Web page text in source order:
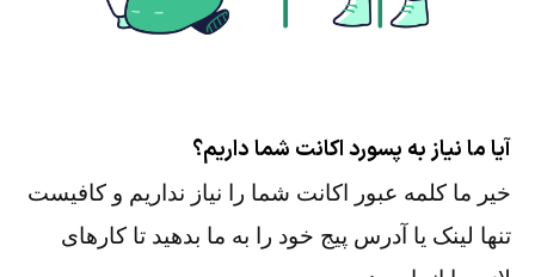
آیا ما نیاز به پسورد اکانت شما داریم؟
خیر ما کلمه عبور اکانت شما را نیاز نداریم و کافیست
تنها لینک یا آدرس پیج خود را به ما بدهید تا کارهای